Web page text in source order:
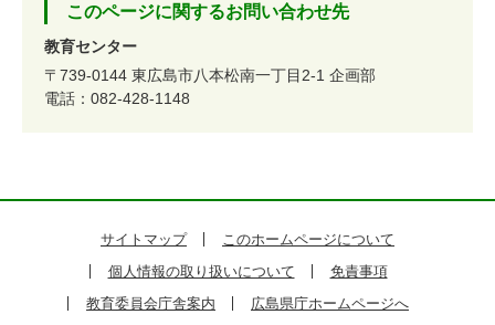
このページに関するお問い合わせ先
教育センター
〒739-0144 東広島市八本松南一丁目2-1 企画部
電話：082-428-1148
サイトマップ
このホームページについて
個人情報の取り扱いについて
免責事項
教育委員会庁舎案内
広島県庁ホームページへ